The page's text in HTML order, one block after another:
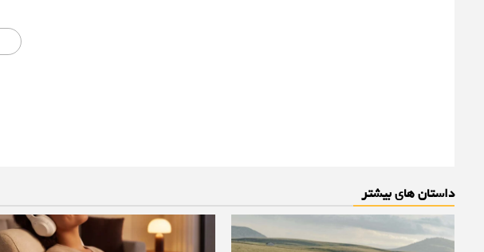
داستان های بیشتر